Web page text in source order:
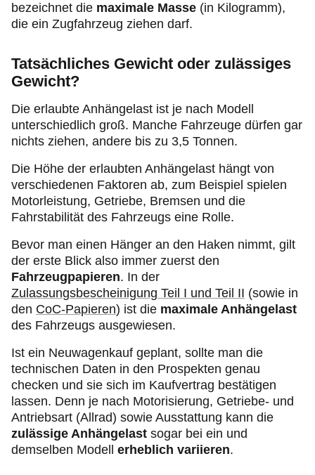
bezeichnet die maximale Masse (in Kilogramm),
die ein Zugfahrzeug ziehen darf.
Tatsächliches Gewicht oder zulässiges
Gewicht?
Die erlaubte Anhängelast ist je nach Modell
unterschiedlich groß. Manche Fahrzeuge dürfen gar
nichts ziehen, andere bis zu 3,5 Tonnen.
Die Höhe der erlaubten Anhängelast hängt von
verschiedenen Faktoren ab, zum Beispiel spielen
Motorleistung, Getriebe, Bremsen und die
Fahrstabilität des Fahrzeugs eine Rolle.
Bevor man einen Hänger an den Haken nimmt, gilt
der erste Blick also immer zuerst den
Fahrzeugpapieren. In der
Zulassungsbescheinigung Teil I und Teil II (sowie in
den CoC-Papieren) ist die maximale Anhängelast
des Fahrzeugs ausgewiesen.
Ist ein Neuwagenkauf geplant, sollte man die
technischen Daten in den Prospekten genau
checken und sie sich im Kaufvertrag bestätigen
lassen. Denn je nach Motorisierung, Getriebe- und
Antriebsart (Allrad) sowie Ausstattung kann die
zulässige Anhängelast sogar bei ein und
demselben Modell erheblich variieren.